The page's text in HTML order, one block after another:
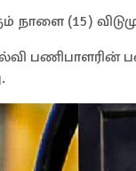
நாளை (15)
பணிபாளரின்